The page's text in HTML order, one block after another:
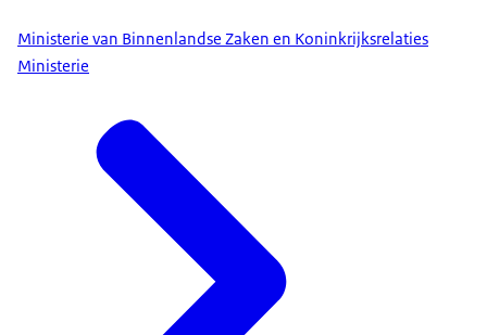
Ministerie van Binnenlandse Zaken en Koninkrijksrelaties
Ministerie